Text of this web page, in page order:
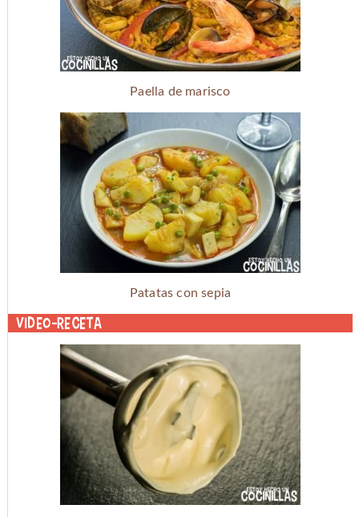
Paella de marisco
Patatas con sepia
Video-receta